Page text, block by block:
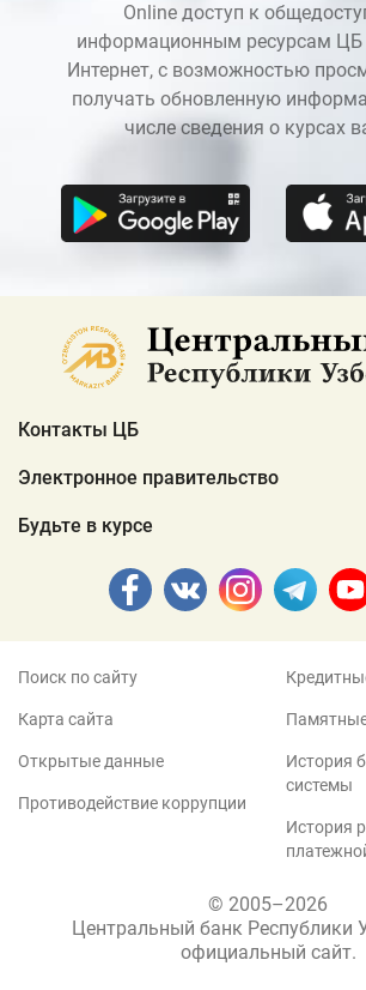
Online доступ к
информационным ресурсам ЦБ
Интернет, с возможностью
получать обновленную
числе сведения о курсах
Контакты ЦБ
Электронное правительство
Будьте в курсе
Поиск по сайту
Карта сайта
Открытые данные
Противодействие коррупции
История
системы
История
© 2005–2026
Центральный банк Республики
официальный сайт.